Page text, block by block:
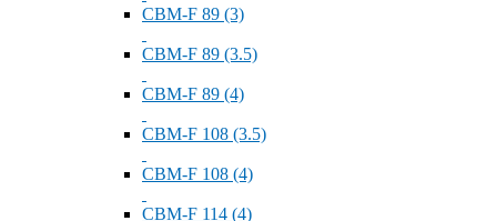
СВМ-F 89 (3)
СВМ-F 89 (3.5)
СВМ-F 89 (4)
СВМ-F 108 (3.5)
СВМ-F 108 (4)
СВМ-F 114 (4)